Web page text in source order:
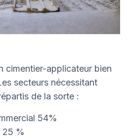
cimentier-applicateur bien
secteurs nécessitant
de la sorte :
54%
25 %